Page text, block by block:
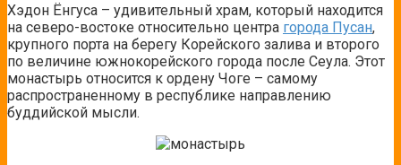
Хэдон Ёнгуса – удивительный храм, который находится
на северо-востоке относительно центра города Пусан,
крупного порта на берегу Корейского залива и второго
по величине южнокорейского города после Сеула. Этот
монастырь относится к ордену Чоге – самому
распространенному в республике направлению
буддийской мысли.